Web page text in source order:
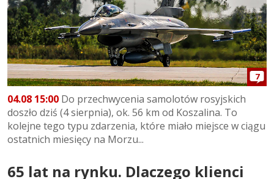
7
04.08 15:00 Do przechwycenia samolotów rosyjskich
doszło dziś (4 sierpnia), ok. 56 km od Koszalina. To
kolejne tego typu zdarzenia, które miało miejsce w ciągu
ostatnich miesięcy na Morzu...
65 lat na rynku. Dlaczego klienci